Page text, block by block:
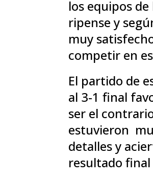
los equipos
ripense y
muy
competir en
El partido de
al 3-1 final
ser el
estuvieron
detalles y
resultado